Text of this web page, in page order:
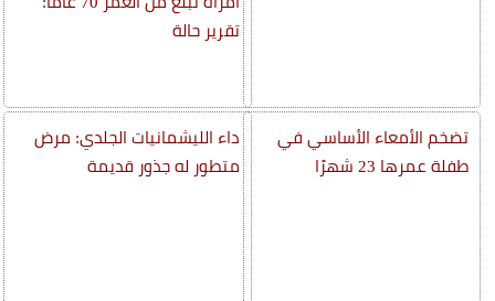
تضخم الأمعاء الأساسي في
طفلة عمرها 23 شهرًا
تقرير حالة
داء الليشمانيات الجلدي: مرض
متطور له جذور قديمة